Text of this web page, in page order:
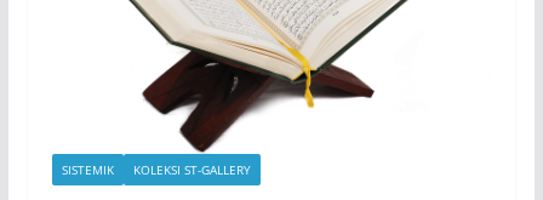
SISTEMIK KOLEKSI ST-GALLERY